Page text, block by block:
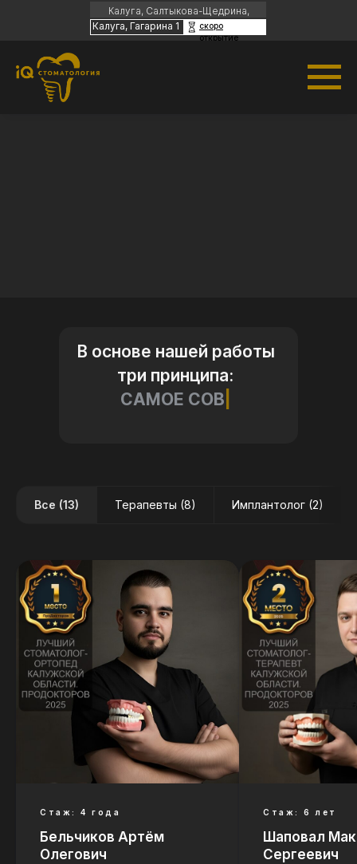
Калуга, Салтыкова-Щедрина,
35
скоро
открытие
Калуга, Гагарина 1
В основе нашей работы
три принципа:
САМОЕ СОВРЕМЕННОЕ
Все (13) Терапевты (8) Имплантолог (2)
Стаж: 4 года
Бельчиков Артём
Олегович
Стаж: 6 лет
Шаповал
Сергеевич